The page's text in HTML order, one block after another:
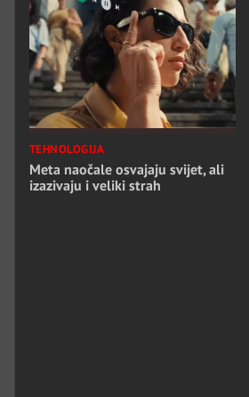
TEHNOLOGIJA
Meta naočale osvajaju svijet, ali
izazivaju i veliki strah